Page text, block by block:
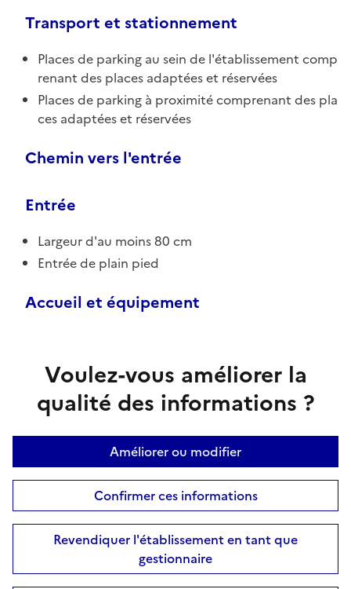
Transport et stationnement
Places de parking au sein de l'établissement comp
renant des places adaptées et réservées
Places de parking à proximité comprenant des pla
ces adaptées et réservées
Chemin vers l'entrée
Entrée
Largeur d'au moins 80 cm
Entrée de plain pied
Accueil et équipement
Voulez-vous améliorer la
qualité des informations ?
Améliorer ou modifier
Confirmer ces informations
Revendiquer l'établissement en tant que
gestionnaire